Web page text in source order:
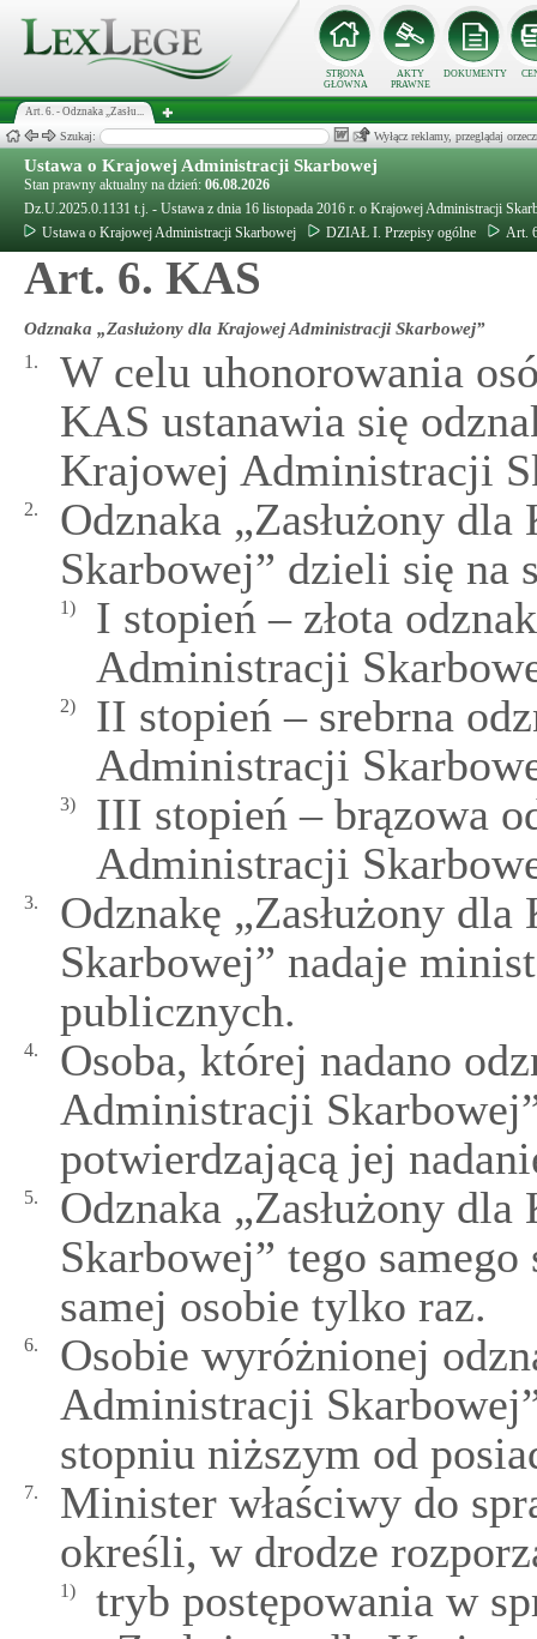
STRONA
GŁÓWNA
AKTY
PRAWNE
DOKUMENTY
Art. 6. - Odznaka „Zasłu...
Szukaj: Wyłącz reklamy, przeglądaj
Ustawa o Krajowej Administracji Skarbowej
Stan prawny aktualny na dzień: 06.08.2026
Dz.U.2025.0.1131 t.j. - Ustawa z dnia 16 listopada 2016 r. o Krajowej Administracji
Ustawa o Krajowej Administracji Skarbowej
DZIAŁ I. Przepisy ogólne Art.
Art. 6. KAS
Odznaka „Zasłużony dla Krajowej Administracji Skarbowej”
1.
W celu uhonorowania
KAS ustanawia się
Krajowej Administracji
2.
Odznaka „Zasłużony
Skarbowej” dzieli się na
1)
I stopień – złota
Administracji
2)
II stopień – srebrna
Administracji
3)
III stopień – brązowa
Administracji
3.
Odznakę „Zasłużony
Skarbowej” nadaje
publicznych.
4.
Osoba, której nadano
Administracji
potwierdzającą jej
5.
Odznaka „Zasłużony
Skarbowej” tego
samej osobie tylko raz.
6.
Osobie wyróżnionej
Administracji
stopniu niższym od
7.
Minister właściwy do
określi, w drodze
1)
tryb postępowania w